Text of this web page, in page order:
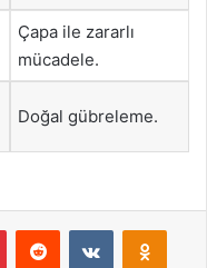
Çapa ile zararlı
mücadele.
Doğal gübreleme.
PinterestReddit VKontakte